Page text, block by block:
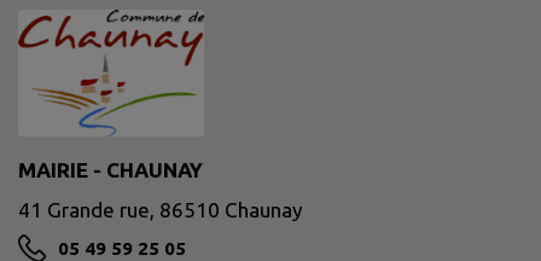
MAIRIE - CHAUNAY
41 Grande rue, 86510 Chaunay
05 49 59 25 05